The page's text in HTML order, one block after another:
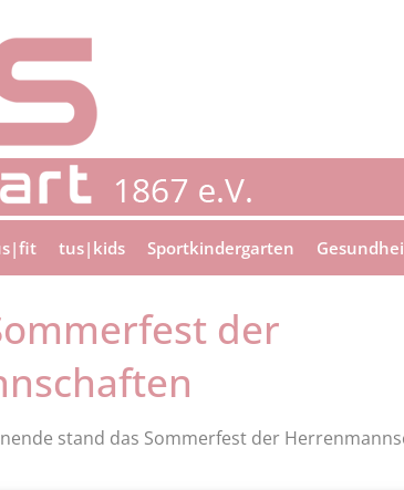
tus|kids Sportkindergarten
der
stand das Sommerfest der